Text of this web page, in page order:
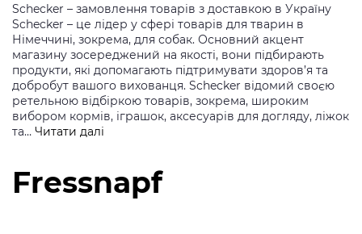
Schecker – замовлення товарів з доставкою в Україну
Schecker – це лідер у сфері товарів для тварин в
Німеччині, зокрема, для собак. Основний акцент
магазину зосереджений на якості, вони підбирають
продукти, які допомагають підтримувати здоров’я та
добробут вашого вихованця. Schecker відомий своєю
ретельною відбіркою товарів, зокрема, широким
вибором кормів, іграшок, аксесуарів для догляду, ліжок
та… Читати далі
Fressnapf